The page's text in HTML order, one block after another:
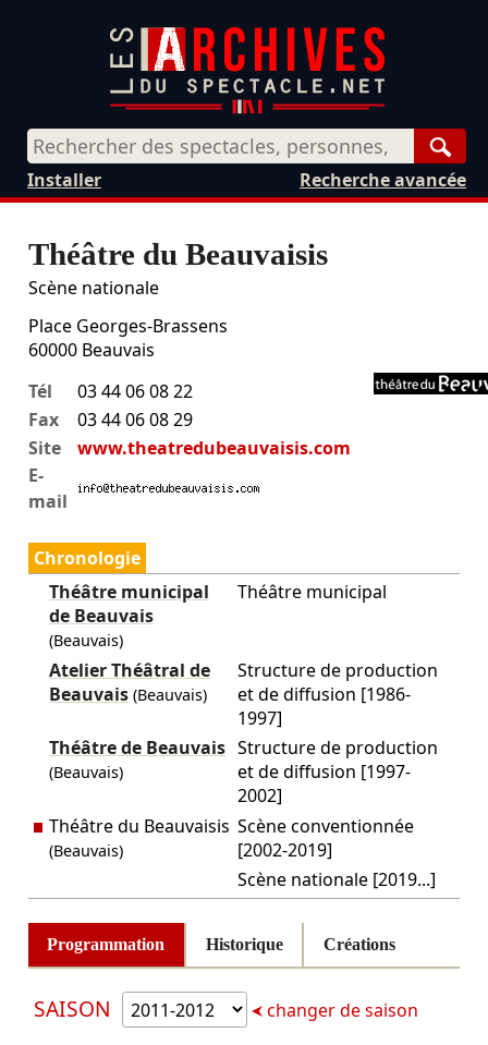
Recherche avancée
Installer
Théâtre du Beauvaisis
Scène nationale
Place Georges-Brassens
60000 Beauvais
Tél
03 44 06 08 22
Fax
03 44 06 08 29
Site
www.theatredubeauvaisis.com
E-
mail
Chronologie
Théâtre municipal
de Beauvais
(Beauvais)
Théâtre municipal
Atelier Théâtral de
Beauvais(Beauvais)
Structure de production
et de diffusion [1986-
1997]
Théâtre de Beauvais
(Beauvais)
Structure de production
et de diffusion [1997-
2002]
Théâtre du Beauvaisis
(Beauvais)
Scène conventionnée
[2002-2019]
Scène nationale [2019...]
Programmation Historique Créations
SAISON changer de saison